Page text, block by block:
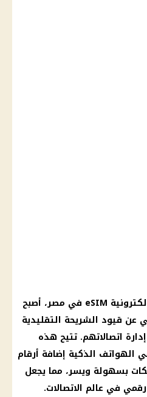
مع قرب إطلاق الشريحة الإلكترونية eSIM في مصر، أصبح
عن قيود الشريحة التقليدية
اتصالاتهم. تتيح هذه
الهواتف الذكية إضافة أرقام
بسهولة ويسر، مما يجعل
في عالم الاتصالات.